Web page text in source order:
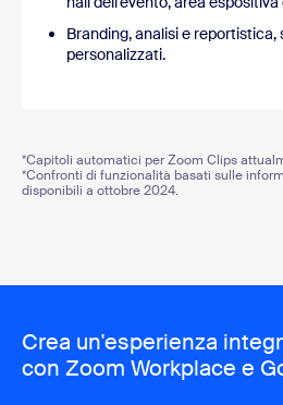
Branding, analisi e reportistica,
personalizzati.
*Capitoli automatici per Zoom Clips
*Confronti di funzionalità basati sulle
disponibili a ottobre 2024.
Crea un'esperienza
con Zoom Workplace e